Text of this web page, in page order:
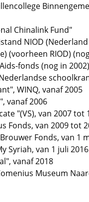
Chinalink Fund"
NIOD
(voorheen RIOD)
fonds (nog in 2002)
WINQ, vanaf 2005
vanaf 2006
"(VS), van 2007 tot
Fonds, van 2009 tot
Fonds, van 1
Syriah, van 1 juli
vanaf 2018
Museum